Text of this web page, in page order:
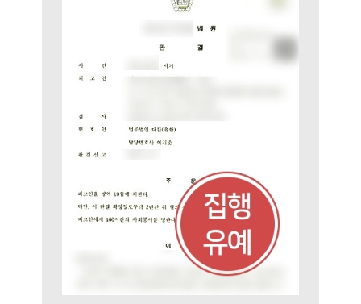
SERVICES
기업법무그룹 업무
전체
PROFESSIONALS
ABOUT
그룹소개
대륜의 강점